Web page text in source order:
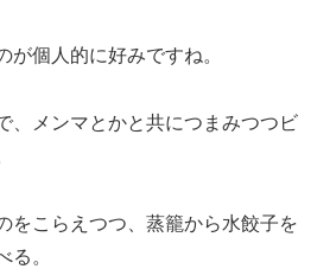
が個人的に好みですね。
、メンマとかと共につまみつつビ
をこらえつつ、蒸籠から水餃子を
る。